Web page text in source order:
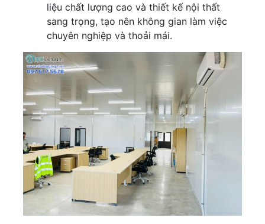
liệu chất lượng cao và thiết kế nội thất
sang trọng, tạo nên không gian làm việc
chuyên nghiệp và thoải mái.